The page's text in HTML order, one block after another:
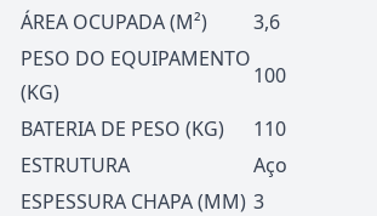
ÁREA OCUPADA (M²)
3,6
PESO DO EQUIPAMENTO
(KG)
100
BATERIA DE PESO (KG)
110
ESTRUTURA
Aço
ESPESSURA CHAPA (MM) 3